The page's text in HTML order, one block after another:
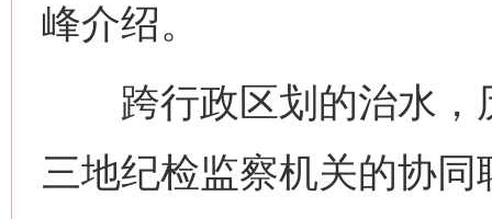
峰介绍。
跨行政区划的治水，
三地纪检监察机关的协